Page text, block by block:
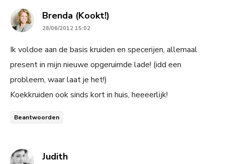
Brenda (Kookt!)
28/06/2012 15:02
Ik voldoe aan de basis kruiden en specerijen, allemaal
present in mijn nieuwe opgeruimde lade! (idd een
probleem, waar laat je het!)
Koekkruiden ook sinds kort in huis, heeeerlijk!
Beantwoorden
Judithsays: